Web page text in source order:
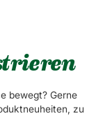
bewegt? Gerne
zu